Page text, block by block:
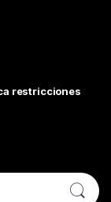
restricciones